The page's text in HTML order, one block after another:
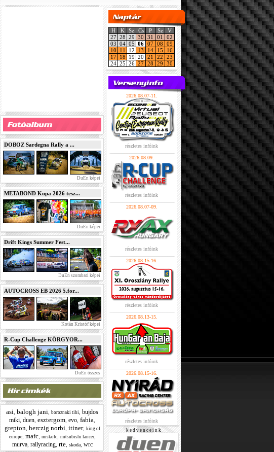
DOBOZ Sardegna Rally a ...
DuEn képei
METABOND Kupa 2026 tesz...
DuEn képei
Drift Kings Summer Fest...
DuEn szombati képei
AUTOCROSS EB 2026 5.for...
Kotán Kristóf képei
R-Cup Challenge KÖRGYOR...
DuEn összes
asi balogh jani boroznaki tibi bujdos
miki duen esztergom evo fabia
grepton herczig norbi itiner, king of
europe, mafc, miskolc, mitsubishi lancer,
murva, rallyracing, rte, skoda, wrc
H K Sz Cs P Sz
V
27 28 29 30 31 01
02
03 04 05 06 07 08
09
10
11 12 13 14 15
16
17
18 19 20 21 22
23
24 25 26 27 28 29 30
2026.08.07-11.
részletes infóink
2026.08.09.
részletes infóink
2026.08.07-09.
részletes infóink
2026.08.15-16.
részletes infóink
2026.08.13-15.
részletes infóink
2026.08.15-16.
részletes infóink
k e d v e n c e i n k